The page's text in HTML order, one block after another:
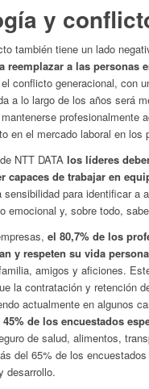
y
también tiene un lado
reemplazar a las personas
conflicto generacional, con
a lo largo de los años será
en el mercado laboral en
NTT DATA los líderes
capaces de trabajar en
sensibilidad para identificar a
emocional y, sobre todo,
el 80,7% de los
y respeten su vida
amigos y aficiones.
la contratación y retención
actualmente en algunos
de los encuestados
de salud, alimentos,
del 65% de los
desarrollo.